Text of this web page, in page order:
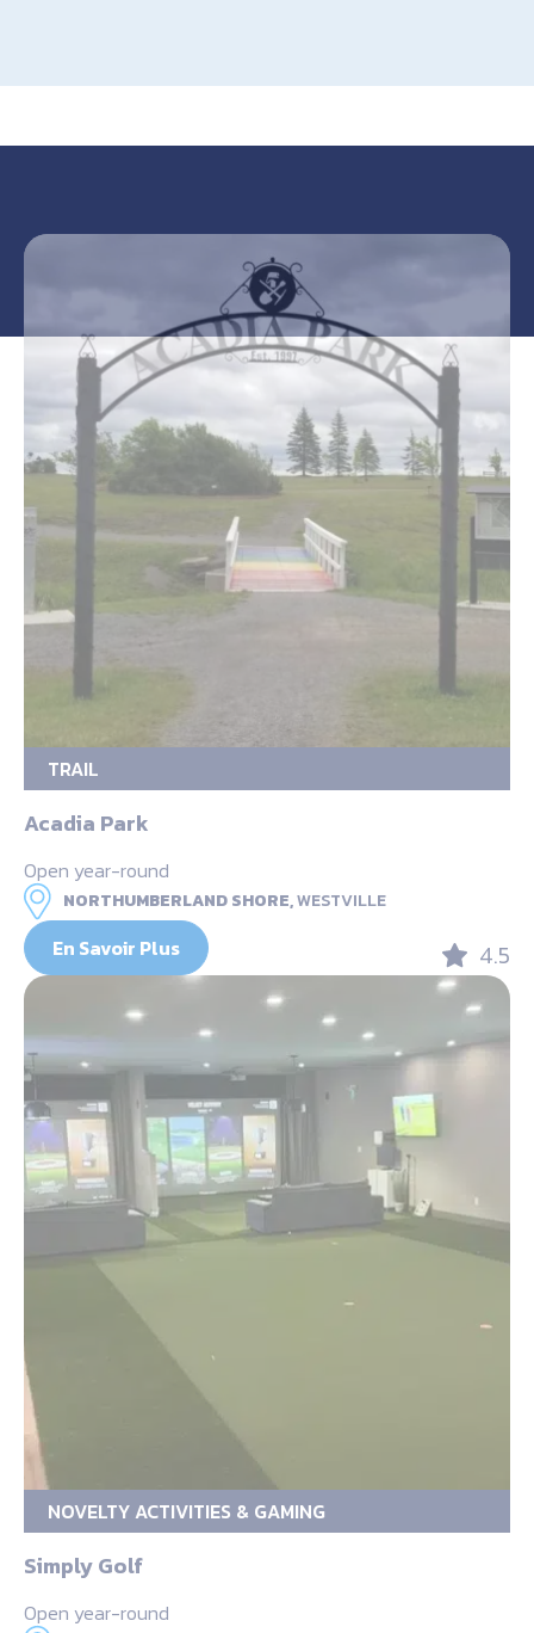
TRAIL
Acadia Park
Open year-round
NORTHUMBERLAND SHORE,WESTVILLE
En Savoir Plus 4.5
NOVELTY ACTIVITIES & GAMING
Simply Golf
Open year-round